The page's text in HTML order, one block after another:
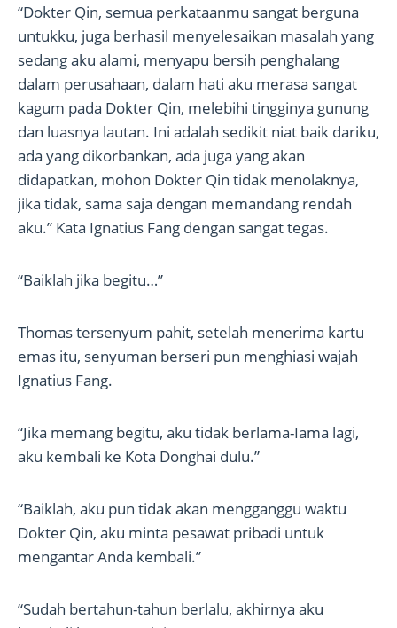
“Dokter Qin, semua perkataanmu sangat berguna
untukku, juga berhasil menyelesaikan masalah yang
sedang aku alami, menyapu bersih penghalang
dalam perusahaan, dalam hati aku merasa sangat
kagum pada Dokter Qin, melebihi tingginya gunung
dan luasnya lautan. Ini adalah sedikit niat baik dariku,
ada yang dikorbankan, ada juga yang akan
didapatkan, mohon Dokter Qin tidak menolaknya,
jika tidak, sama saja dengan memandang rendah
aku.” Kata Ignatius Fang dengan sangat tegas.
“Baiklah jika begitu…”
Thomas tersenyum pahit, setelah menerima kartu
emas itu, senyuman berseri pun menghiasi wajah
Ignatius Fang.
“Jika memang begitu, aku tidak berlama-Iama lagi,
aku kembali ke Kota Donghai dulu.”
“Baiklah, aku pun tidak akan mengganggu waktu
Dokter Qin, aku minta pesawat pribadi untuk
mengantar Anda kembali.”
“Sudah bertahun-tahun berlalu, akhirnya aku